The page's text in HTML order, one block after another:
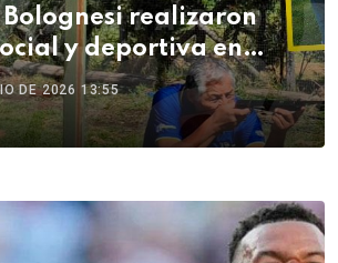
Bolognesi realizaron
y deportiva en
DE 2026 13:55